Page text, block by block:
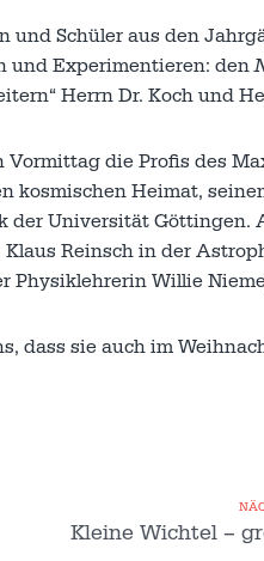
Schüler aus den
und Experimentieren: den
Herrn Dr. Koch und
die Profis des
kosmischen Heimat,
der Universität Göttingen.
Klaus Reinsch in der
Physiklehrerin Willie
dass sie auch im
Kleine Wichtel –